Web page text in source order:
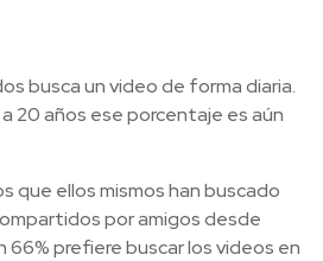
busca un video de forma diaria.
20 años ese porcentaje es aún
que ellos mismos han buscado
por amigos desde
prefiere buscar los videos en